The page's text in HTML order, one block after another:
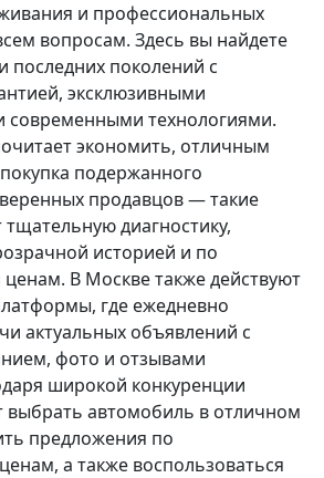
и профессиональных
вопросам. Здесь вы найдете
последних поколений с
эксклюзивными
современными технологиями.
экономить, отличным
подержанного
продавцов — такие
диагностику,
историей и по
В Москве также действуют
где ежедневно
актуальных объявлений с
фото и отзывами
широкой конкуренции
выбрать автомобиль в отличном
предложения по
а также воспользоваться